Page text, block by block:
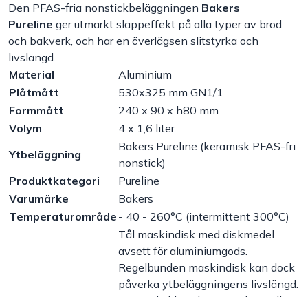
Plåtbyte
Handla efter bransch
Varumärken
Den PFAS-fria nonstickbeläggningen Bakers
Pureline ger utmärkt släppeffekt på alla typer av bröd
och bakverk, och har en överlägsen slitstyrka och
livslängd.
Material
Aluminium
Plåtmått
530x325 mm GN1/1
Formmått
240 x 90 x h80 mm
Volym
4 x 1,6 liter
Ytbeläggning
Bakers Pureline (keramisk PFAS-fri
nonstick)
Produktkategori
Pureline
Varumärke
Bakers
Temperaturområde - 40 - 260°C (intermittent 300°C)
Tål maskindisk med diskmedel
avsett för aluminiumgods.
Regelbunden maskindisk kan dock
påverka ytbeläggningens livslängd.